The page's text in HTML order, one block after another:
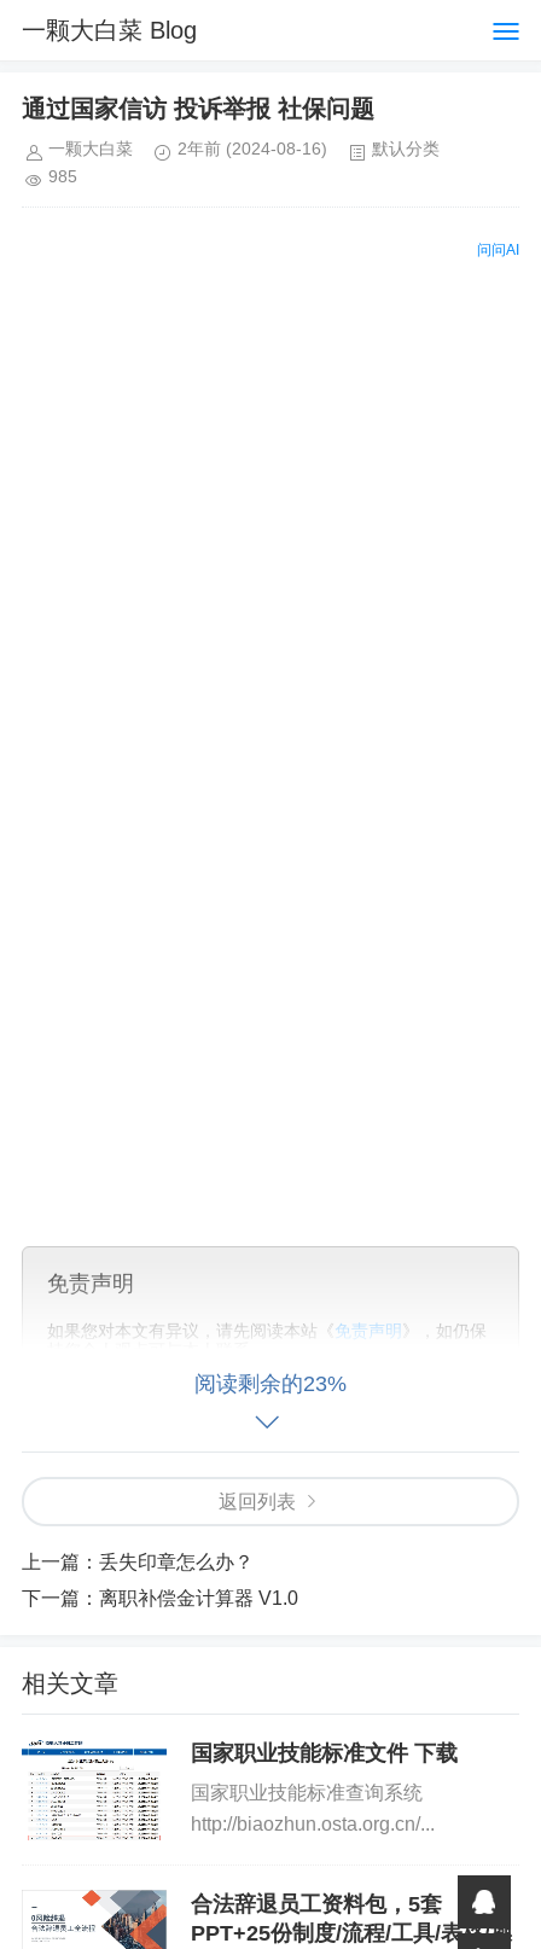
一颗大白菜 Blog
通过国家信访 投诉举报 社保问题
一颗大白菜 2年前 (2024-08-16)
默认分类
985
问问AI
免责声明
如果您对本文有异议，请先阅读本站《免责声明》，如仍保
你好优秀经办人微信公众号
阅读剩余的23%
返回列表
上一篇： 丢失印章怎么办？
下一篇： 离职补偿金计算器 V1.0
相关文章
国家职业技能标准文件 下载
国家职业技能标准查询系统
http://biaozhun.osta.org.cn/...
合法辞退员工资料包，5套
PPT+25份制度/流程/工具/表格/操